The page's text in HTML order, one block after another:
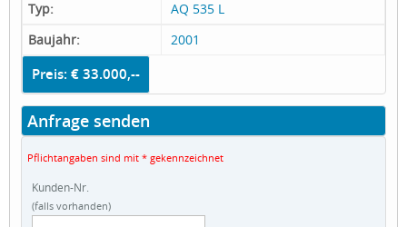
Typ:
AQ 535 L
Baujahr:
2001
Preis: € 33.000,--
Anfrage senden
Pflichtangaben sind mit * gekennzeichnet
Kunden-Nr.
(falls vorhanden)